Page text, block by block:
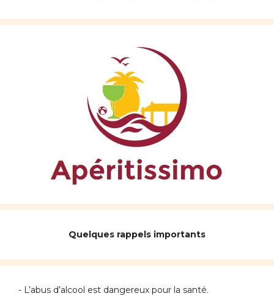
Quelques rappels importants
- L’abus d’alcool est dangereux pour la santé.